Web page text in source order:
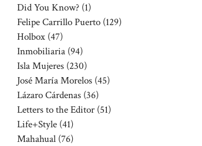
Did You Know? (1)
Felipe Carrillo Puerto (129)
Holbox (47)
Inmobiliaria (94)
Isla Mujeres (230)
José María Morelos (45)
Lázaro Cárdenas (36)
Letters to the Editor (51)
Life+Style (41)
Mahahual (76)